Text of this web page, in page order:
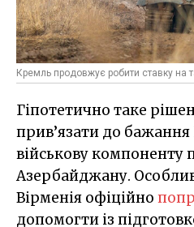
Кремль продовжує робити ставку на
Гіпотетично таке
прив’язати до
військову компоненту
Азербайджану.
Вірменія офіційно
допомогти із